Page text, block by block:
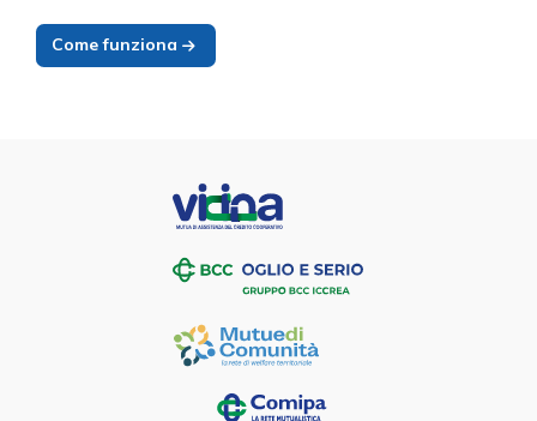
Come funziona